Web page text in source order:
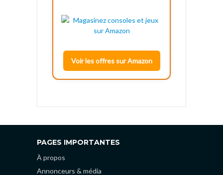
Voir les offres sur Amazon
PAGES IMPORTANTES
À propos
Annonceurs & média